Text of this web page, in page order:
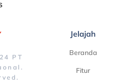
PT
Jelajah
Beranda
Fitur